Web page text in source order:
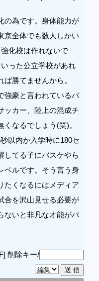
の為です。身体能力が
京全体でも数人しかい
化校は作れないで
った公立学校があれ
勝てませんから。
強豪と言われているバ
ッカー、陸上の混成チ
なるでしょう(笑)。
以内か入学時に180セ
してる子にバスケやら
ベルです。そう言う身
たくなるにはメディア
合を沢山見せる必要が
ないと非凡な才能がバ
削除キー/